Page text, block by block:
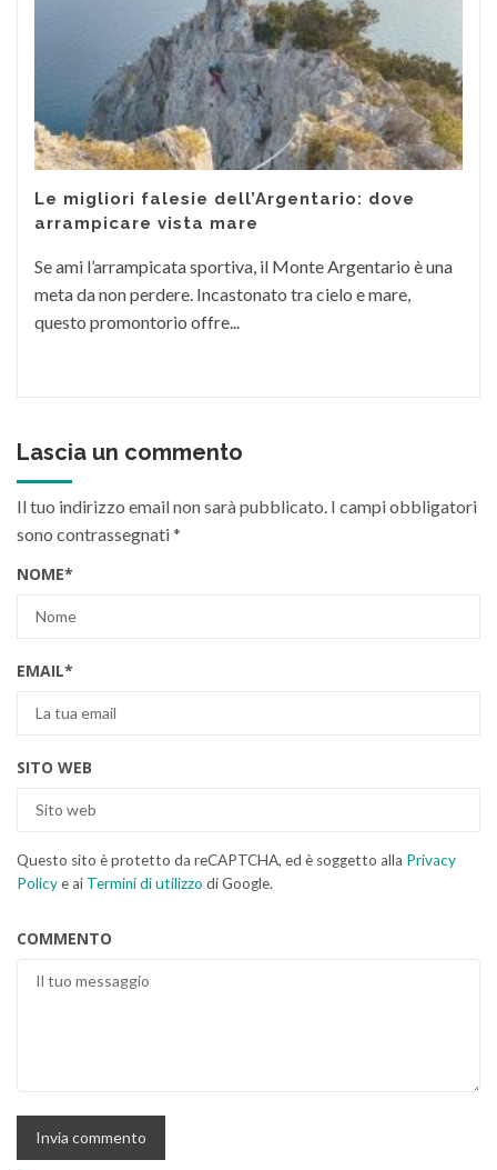
Le migliori falesie dell’Argentario: dove
arrampicare vista mare
Se ami l’arrampicata sportiva, il Monte Argentario è una
meta da non perdere. Incastonato tra cielo e mare,
questo promontorio offre...
Lascia un commento
Il tuo indirizzo email non sarà pubblicato. I campi obbligatori
sono contrassegnati*
NOME*
EMAIL*
SITO WEB
Questo sito è protetto da reCAPTCHA, ed è soggetto alla Privacy
Policye ai Termini di utilizzo di Google.
COMMENTO